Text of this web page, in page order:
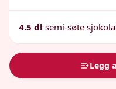
4.5 dl semi-søte
Legg